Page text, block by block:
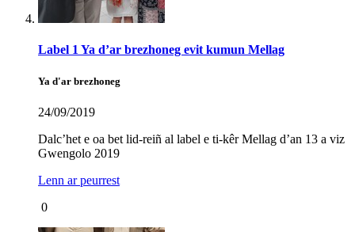
Label 1 Ya d’ar brezhoneg evit kumun Mellag
Ya d'ar brezhoneg
24/09/2019
Dalc’het e oa bet lid-reiñ al label e ti-kêr Mellag d’an 13 a viz
Gwengolo 2019
Lenn ar peurrest
0